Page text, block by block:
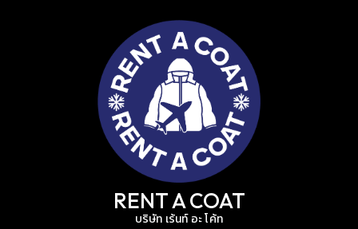
RENT A COAT
บริษัท เร้นท์ อะ โค้ท